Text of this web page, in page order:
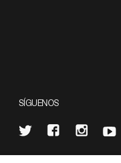
SÍGUENOS